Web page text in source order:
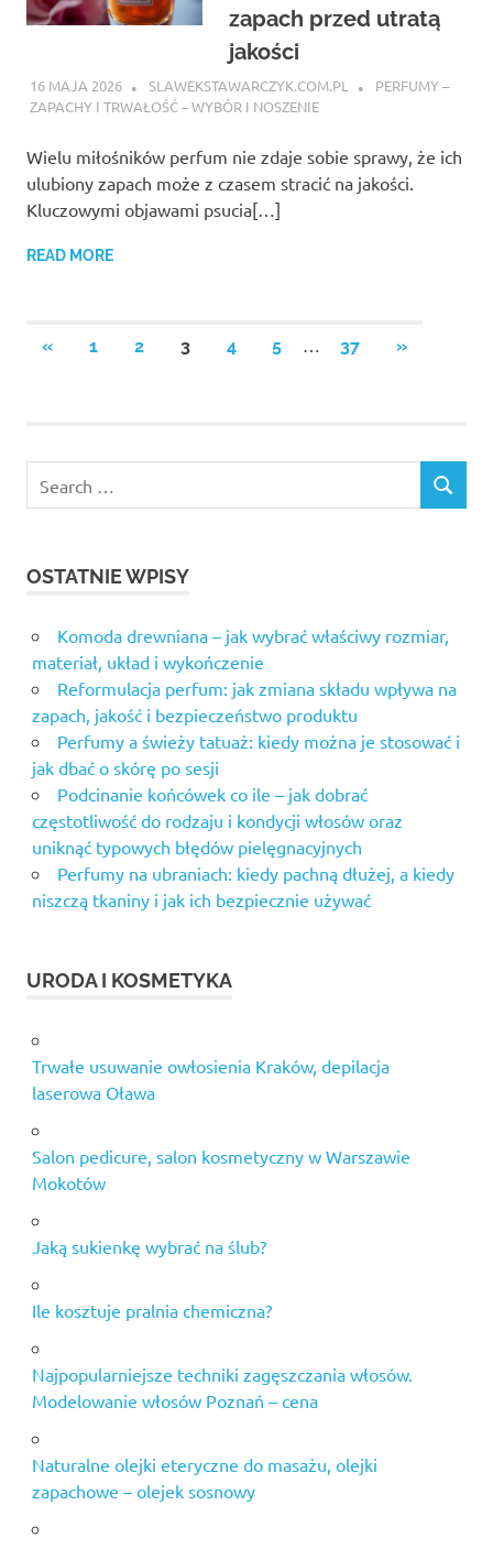
zapach przed utratą
jakości
16 MAJA 2026 SLAWEKSTAWARCZYK.COM.PL
PERFUMY –
ZAPACHY I TRWAŁOŚĆ – WYBÓR I NOSZENIE
Wielu miłośników perfum nie zdaje sobie sprawy, że ich
ulubiony zapach może z czasem stracić na jakości.
Kluczowymi objawami psucia[…]
READ MORE
Stronicowanie
«PREVIOUS
1 2 3 4 5 … 37
NEXT
»
OSTATNIE WPISY
Komoda drewniana – jak wybrać właściwy rozmiar,
materiał, układ i wykończenie
Reformulacja perfum: jak zmiana składu wpływa na
zapach, jakość i bezpieczeństwo produktu
Perfumy a świeży tatuaż: kiedy można je stosować i
jak dbać o skórę po sesji
Podcinanie końcówek co ile – jak dobrać
częstotliwość do rodzaju i kondycji włosów oraz
uniknąć typowych błędów pielęgnacyjnych
Perfumy na ubraniach: kiedy pachną dłużej, a kiedy
niszczą tkaniny i jak ich bezpiecznie używać
URODA I KOSMETYKA
Trwałe usuwanie owłosienia Kraków, depilacja
laserowa Oława
Salon pedicure, salon kosmetyczny w Warszawie
Mokotów
Jaką sukienkę wybrać na ślub?
Ile kosztuje pralnia chemiczna?
Najpopularniejsze techniki zagęszczania włosów.
Modelowanie włosów Poznań – cena
Naturalne olejki eteryczne do masażu, olejki
zapachowe – olejek sosnowy